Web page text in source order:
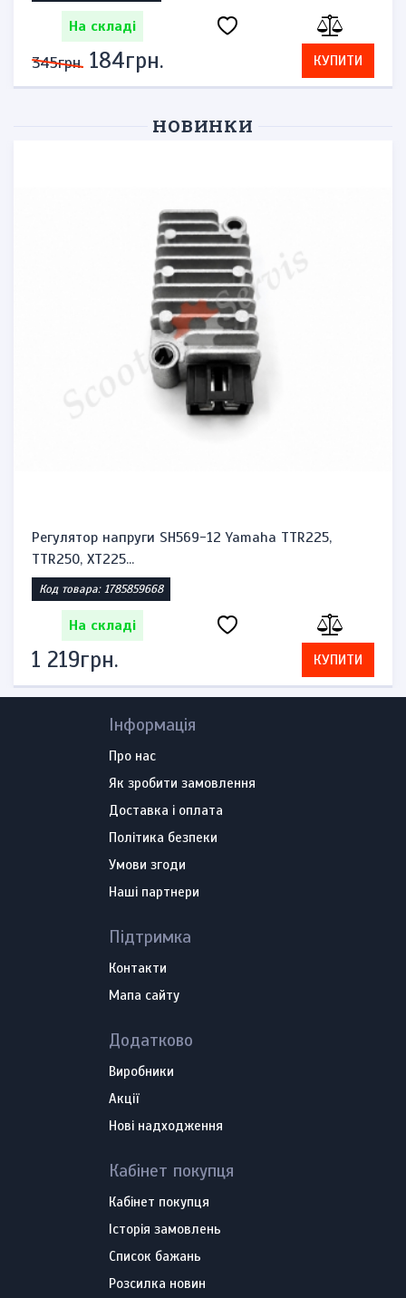
На складі
345грн. 184грн. КУПИТИ
НОВИНКИ
Регулятор напруги SH569-12 Yamaha TTR225,
TTR250, XT225...
Код товара: 1785859668
На складі
1 219грн. КУПИТИ
Інформація
Про нас
Як зробити замовлення
Доставка і оплата
Політика безпеки
Умови згоди
Наші партнери
Підтримка
Контакти
Мапа сайту
Додатково
Виробники
Акції
Нові надходження
Кабінет покупця
Кабінет покупця
Історія замовлень
Список бажань
Розсилка новин